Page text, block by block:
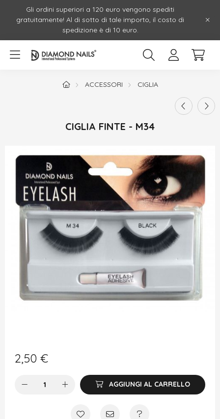
Gli ordini superiori a 120 euro vengono spediti
gratuitamente! Al di sotto di tale importo, il costo di
spedizione è di 10 euro.
ACCESSORI CIGLIA
CIGLIA FINTE - M34
2,50 €
AGGIUNGI AL CARRELLO